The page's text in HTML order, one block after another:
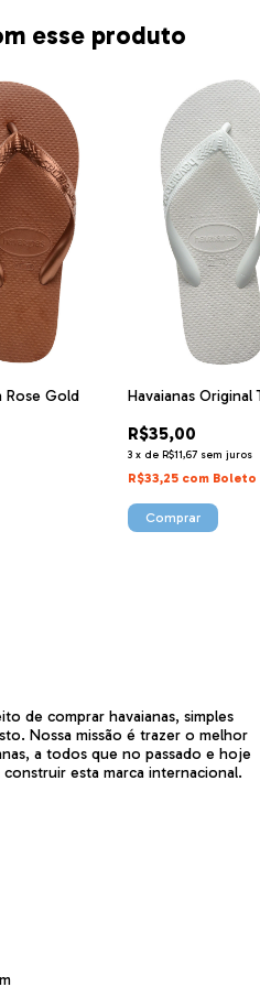
esse produto
Rose Gold Havaianas Original
R$35,00
3 x de R$11,67 sem juros
R$33,25 com Boleto
Comprar
de comprar havaianas, simples
Nossa missão é trazer o melhor
a todos que no passado e hoje
construir esta marca internacional.